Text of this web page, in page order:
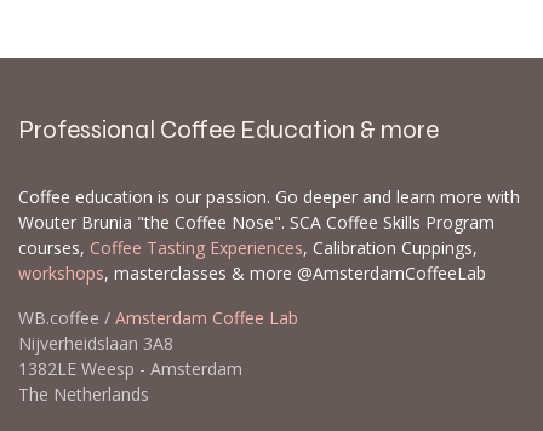
Professional Coffee Education & more
Coffee education is our passion. Go deeper and learn more with
Wouter Brunia "the Coffee Nose". SCA Coffee Skills Program
courses, Coffee Tasting Experiences, Calibration Cuppings,
workshops, masterclasses & more @AmsterdamCoffeeLab
WB.coffee / Amsterdam Coffee Lab
Nijverheidslaan 3A8
1382LE Weesp - Amsterdam
The Netherlands